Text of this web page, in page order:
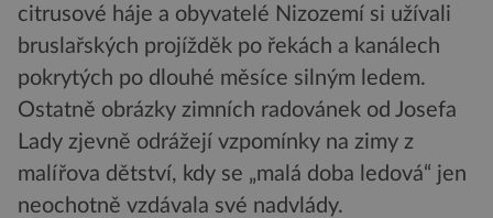
citrusové háje a obyvatelé Nizozemí si užívali
bruslařských projížděk po řekách a kanálech
pokrytých po dlouhé měsíce silným ledem.
Ostatně obrázky zimních radovánek od Josefa
Lady zjevně odrážejí vzpomínky na zimy z
malířova dětství, kdy se „malá doba ledová“ jen
neochotně vzdávala své nadvlády.